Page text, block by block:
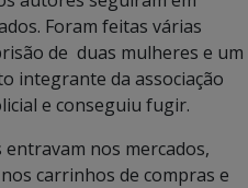
Foram feitas várias
de duas mulheres e um
integrante da associação
e conseguiu fugir.
nos mercados,
carrinhos de compras e